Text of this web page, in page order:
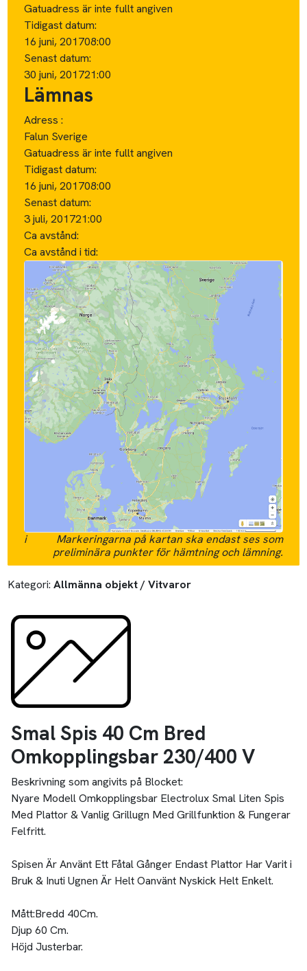
Gatuadress är inte fullt angiven
Tidigast datum:
16 juni, 201708:00
Senast datum:
30 juni, 201721:00
Lämnas
Adress :
Falun Sverige
Gatuadress är inte fullt angiven
Tidigast datum:
16 juni, 201708:00
Senast datum:
3 juli, 201721:00
Ca avstånd:
Ca avstånd i tid:
i
Markeringarna på kartan ska endast ses som
preliminära punkter för hämtning och lämning.
Kategori: Allmänna objekt / Vitvaror
Smal Spis 40 Cm Bred
Omkopplingsbar 230/400 V
Beskrivning som angivits på Blocket:
Nyare Modell Omkopplingsbar Electrolux Smal Liten Spis
Med Plattor & Vanlig Grillugn Med Grillfunktion & Fungerar
Felfritt.
Spisen Är Använt Ett Fåtal Gånger Endast Plattor Har Varit i
Bruk & Inuti Ugnen Är Helt Oanvänt Nyskick Helt Enkelt.
Mått:Bredd 40Cm.
Djup 60 Cm.
Höjd Justerbar.